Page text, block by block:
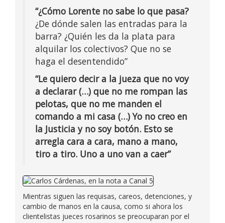
“¿Cómo Lorente no sabe lo que pasa?
¿De dónde salen las entradas para la
barra? ¿Quién les da la plata para
alquilar los colectivos? Que no se
haga el desentendido”
“Le quiero decir a la jueza que no voy
a declarar (…) que no me rompan las
pelotas, que no me manden el
comando a mi casa (…) Yo no creo en
la Justicia y no soy botón. Esto se
arregla cara a cara, mano a mano,
tiro a tiro. Uno a uno van a caer”
Mientras siguen las requisas, careos, detenciones, y
cambio de manos en la causa, como si ahora los
clientelistas jueces rosarinos se preocuparan por el